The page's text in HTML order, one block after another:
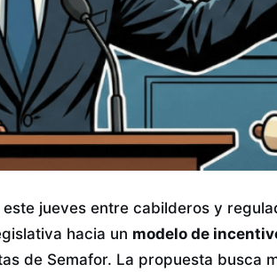
jueves entre cabilderos y
hacia un modelo de
de Semafor. La propuesta busca